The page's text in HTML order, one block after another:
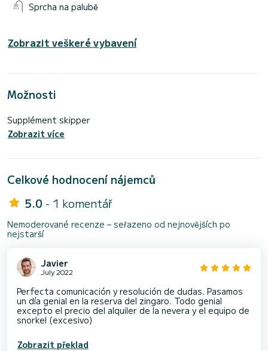
Sprcha na palubě
Zobrazit veškeré vybavení
Možnosti
Supplément skipper
Zobrazit více
Celkové hodnocení nájemců
5.0 - 1 komentář
Nemoderované recenze – seřazeno od nejnovějších po
nejstarší
Javier
July 2022
Perfecta comunicación y resolución de dudas. Pasamos
un día genial en la reserva del zingaro. Todo genial
excepto el precio del alquiler de la nevera y el equipo de
snorkel (excesivo)
Zobrazit překlad